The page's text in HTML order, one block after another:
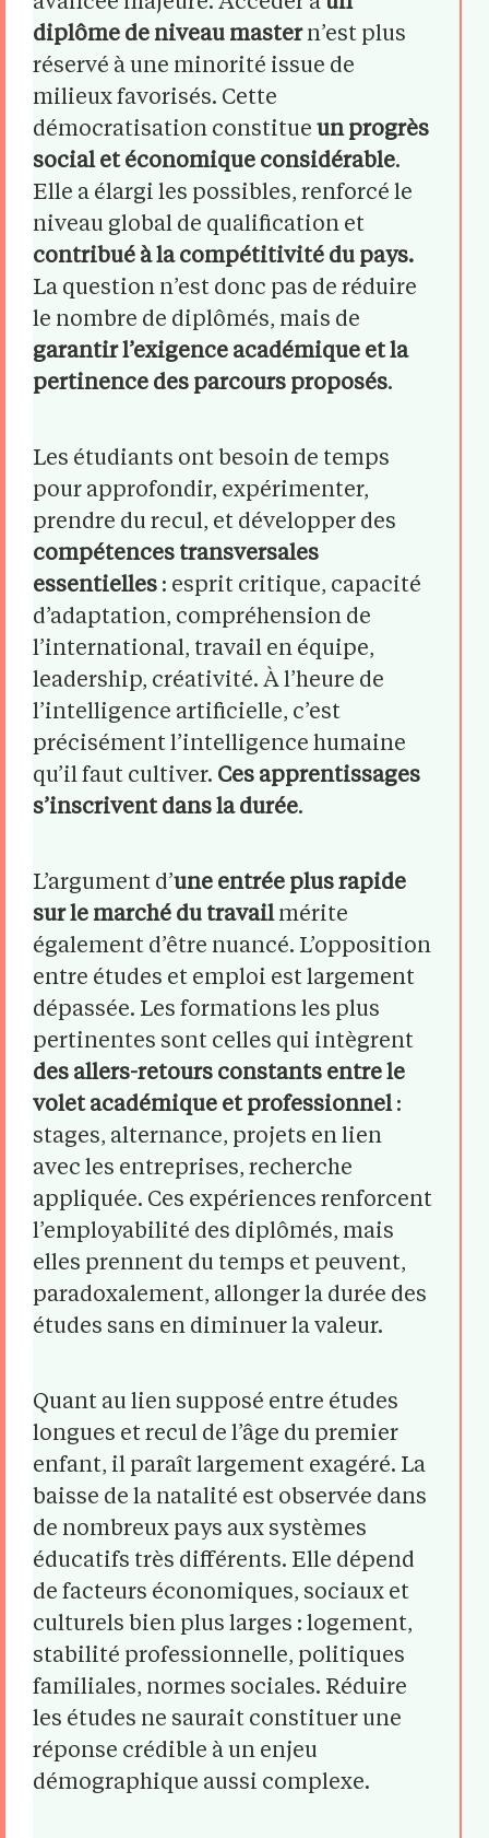
diplôme de niveau master n’est plus
réservé à une minorité issue de
milieux favorisés. Cette
démocratisation constitue un progrès
social et économique considérable.
Elle a élargi les possibles, renforcé le
niveau global de qualification et
contribué à la compétitivité du pays.
La question n’est donc pas de réduire
le nombre de diplômés, mais de
garantir l’exigence académique et la
pertinence des parcours proposés.
Les étudiants ont besoin de temps
pour approfondir, expérimenter,
prendre du recul, et développer des
compétences transversales
essentielles : esprit critique, capacité
d’adaptation, compréhension de
l’international, travail en équipe,
leadership, créativité. À l’heure de
l’intelligence artificielle, c’est
précisément l’intelligence humaine
qu’il faut cultiver. Ces apprentissages
s’inscrivent dans la durée.
L’argument d’une entrée plus rapide
sur le marché du travail mérite
également d’être nuancé. L’opposition
entre études et emploi est largement
dépassée. Les formations les plus
pertinentes sont celles qui intègrent
des allers-retours constants entre le
volet académique et professionnel :
stages, alternance, projets en lien
avec les entreprises, recherche
appliquée. Ces expériences renforcent
l’employabilité des diplômés, mais
elles prennent du temps et peuvent,
paradoxalement, allonger la durée des
études sans en diminuer la valeur.
Quant au lien supposé entre études
longues et recul de l’âge du premier
enfant, il paraît largement exagéré. La
baisse de la natalité est observée dans
de nombreux pays aux systèmes
éducatifs très différents. Elle dépend
de facteurs économiques, sociaux et
culturels bien plus larges : logement,
stabilité professionnelle, politiques
familiales, normes sociales. Réduire
les études ne saurait constituer une
réponse crédible à un enjeu
démographique aussi complexe.